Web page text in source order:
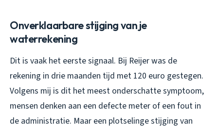
Onverklaarbare stijging van je
waterrekening
Dit is vaak het eerste signaal. Bij Reijer was de
rekening in drie maanden tijd met 120 euro gestegen.
Volgens mij is dit het meest onderschatte symptoom,
mensen denken aan een defecte meter of een fout in
de administratie. Maar een plotselinge stijging van